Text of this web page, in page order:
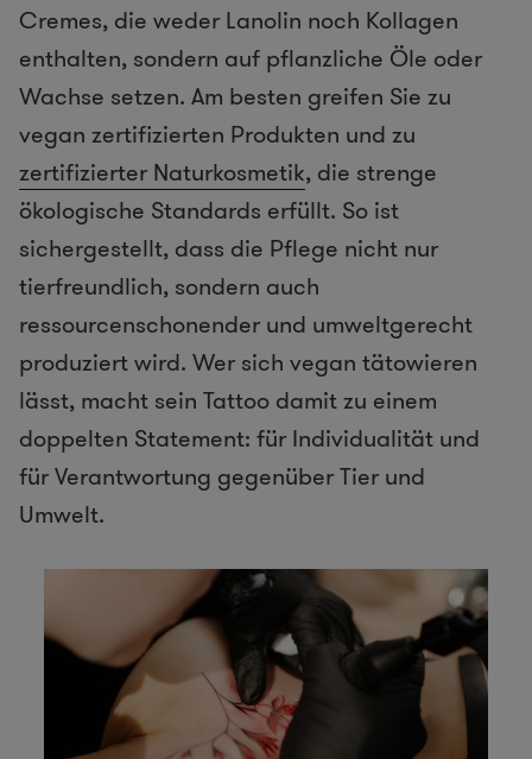
Cremes, die weder Lanolin noch Kollagen
enthalten, sondern auf pflanzliche Öle oder
Wachse setzen. Am besten greifen Sie zu
vegan zertifizierten Produkten und zu
zertifizierter Naturkosmetik, die strenge
ökologische Standards erfüllt. So ist
sichergestellt, dass die Pflege nicht nur
tierfreundlich, sondern auch
ressourcenschonender und umweltgerecht
produziert wird. Wer sich vegan tätowieren
lässt, macht sein Tattoo damit zu einem
doppelten Statement: für Individualität und
für Verantwortung gegenüber Tier und
Umwelt.